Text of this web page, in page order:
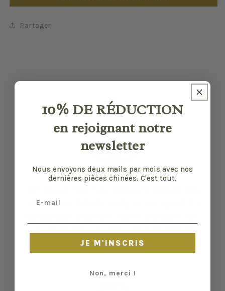
Partager
état et leurs défauts sont précisés quand il y
échapper.
10% DE RÉDUCTION
en rejoignant notre
newsletter
Nous envoyons deux mails par mois avec nos
dernières pièces chinées. C'est tout.
JE M'INSCRIS
Non, merci !